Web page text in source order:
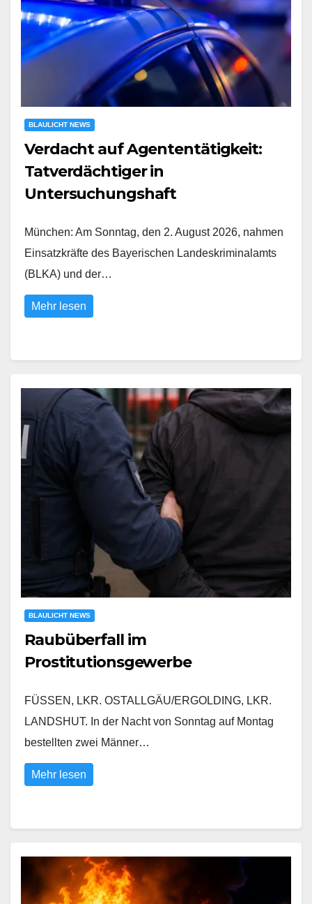
BLAULICHT NEWS
Verdacht auf Agententätigkeit:
Tatverdächtiger in
Untersuchungshaft
München: Am Sonntag, den 2. August 2026, nahmen
Einsatzkräfte des Bayerischen Landeskriminalamts
(BLKA) und der…
Mehr lesen
BLAULICHT NEWS
Raubüberfall im
Prostitutionsgewerbe
FÜSSEN, LKR. OSTALLGÄU/ERGOLDING, LKR.
LANDSHUT. In der Nacht von Sonntag auf Montag
bestellten zwei Männer…
Mehr lesen